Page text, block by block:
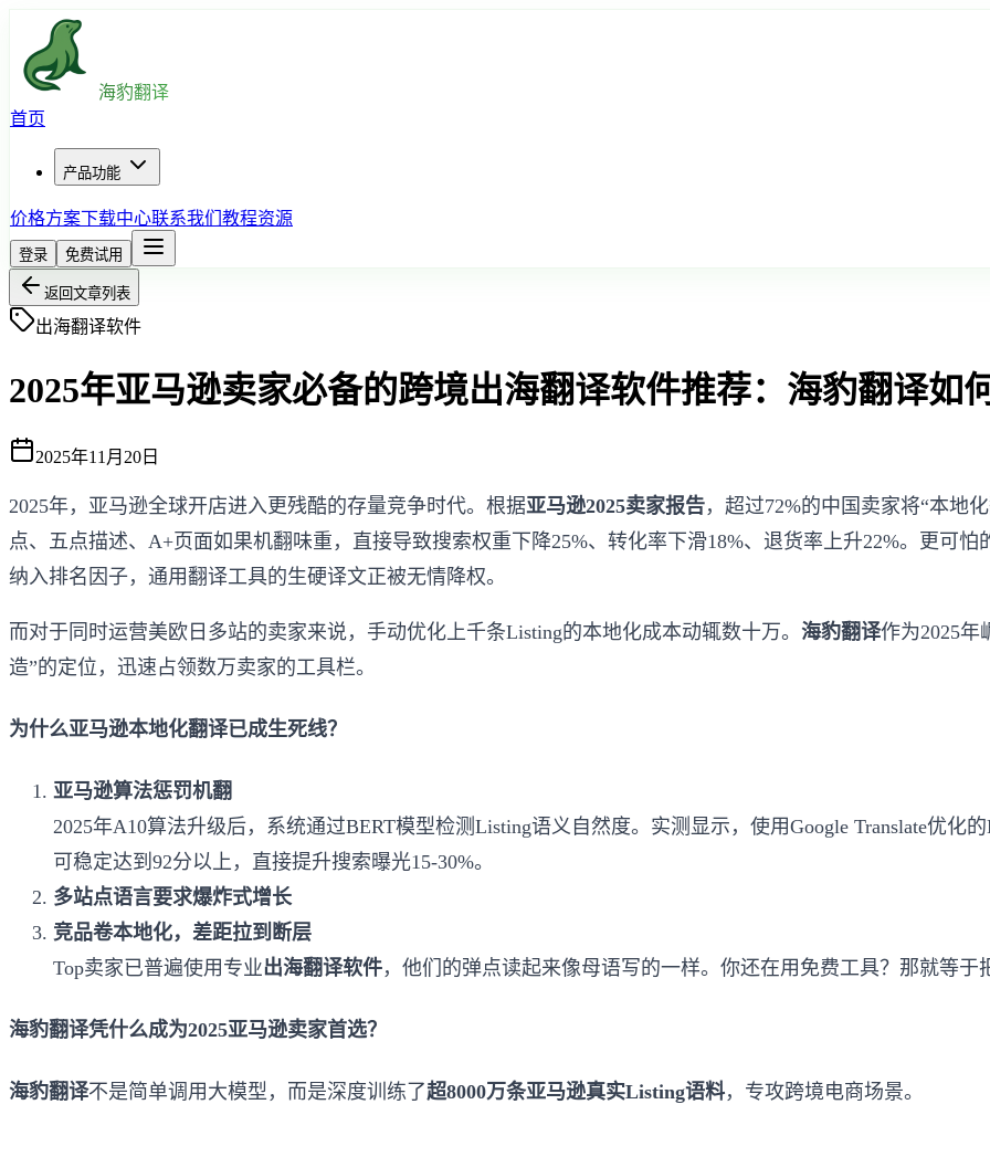
海豹翻译
首页
产品功能
价格方案下载中心联系我们 教程资源
登录 免费试用
返回文章列表
出海翻译软件
2025年亚马逊卖家必备的跨境出海翻译软件推荐：海豹翻译如
2025年11月20日
2025年，亚马逊全球开店进入更残酷的存量竞争时代。根据亚马逊2025卖家报告，超过72%的中国卖家将“本地
点、五点描述、A+页面如果机翻味重，直接导致搜索权重下降25%、转化率下滑18%、退货率上升22%。更可怕
纳入排名因子，通用翻译工具的生硬译文正被无情降权。
而对于同时运营美欧日多站的卖家来说，手动优化上千条Listing的本地化成本动辄数十万。 海豹翻译作为2025年
造”的定位，迅速占领数万卖家的工具栏。
为什么亚马逊本地化翻译已成生死线？
亚马逊算法惩罚机翻
2025年A10算法升级后，系统通过BERT模型检测Listing语义自然度。实测显示，使用Google Translate优化
可稳定达到92分以上，直接提升搜索曝光15-30%。
多站点语言要求爆炸式增长
竞品卷本地化，差距拉到断层
Top卖家已普遍使用专业出海翻译软件，他们的弹点读起来像母语写的一样。你还在用免费工具？那就等于
海豹翻译凭什么成为2025亚马逊卖家首选？
海豹翻译不是简单调用大模型，而是深度训练了超8000万条亚马逊真实Listing语料，专攻跨境电商场景。